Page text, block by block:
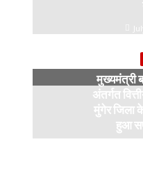
मुख्यमंत्री
अंतर्गत
मुंगेर जिला
हुआ